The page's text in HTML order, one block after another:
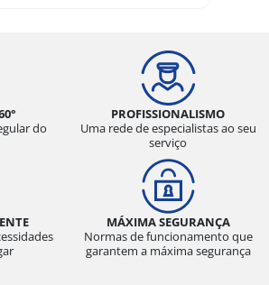
do
PROFISSIONALISMO
Uma rede de especialistas ao seu
serviço
MÁXIMA SEGURANÇA
Normas de funcionamento que
garantem a máxima segurança